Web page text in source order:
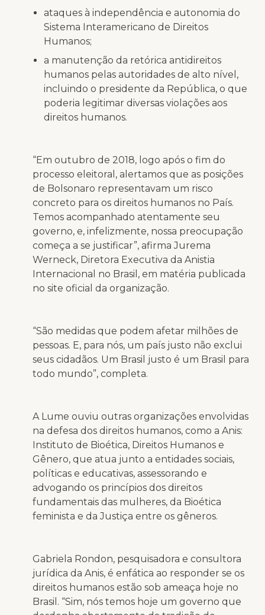
ataques à independência e autonomia do
Sistema Interamericano de Direitos
Humanos;
a manutenção da retórica antidireitos
humanos pelas autoridades de alto nível,
incluindo o presidente da República, o que
poderia legitimar diversas violações aos
direitos humanos.
“Em outubro de 2018, logo após o fim do
processo eleitoral, alertamos que as posições
de Bolsonaro representavam um risco
concreto para os direitos humanos no País.
Temos acompanhado atentamente seu
governo, e, infelizmente, nossa preocupação
começa a se justificar”, afirma Jurema
Werneck, Diretora Executiva da Anistia
Internacional no Brasil, em matéria publicada
no site oficial da organização.
“São medidas que podem afetar milhões de
pessoas. E, para nós, um país justo não exclui
seus cidadãos. Um Brasil justo é um Brasil para
todo mundo”, completa.
A Lume ouviu outras organizações envolvidas
na defesa dos direitos humanos, como a Anis:
Instituto de Bioética, Direitos Humanos e
Gênero, que atua junto a entidades sociais,
políticas e educativas, assessorando e
advogando os princípios dos direitos
fundamentais das mulheres, da Bioética
feminista e da Justiça entre os gêneros.
Gabriela Rondon, pesquisadora e consultora
jurídica da Anis, é enfática ao responder se os
direitos humanos estão sob ameaça hoje no
Brasil. “Sim, nós temos hoje um governo que